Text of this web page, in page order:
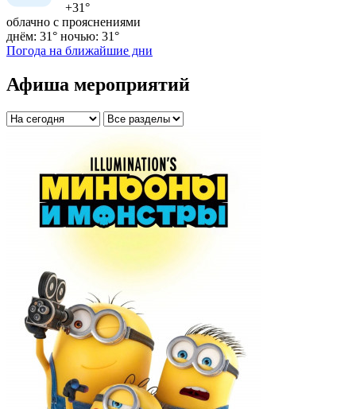
+31°
облачно с прояснениями
днём: 31° ночью: 31°
Погода на ближайшие дни
Афиша мероприятий